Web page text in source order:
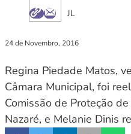
JL
24 de Novembro, 2016
Regina Piedade Matos,
Câmara Municipal, foi
Comissão de Proteção
Nazaré, e Melanie Dinis